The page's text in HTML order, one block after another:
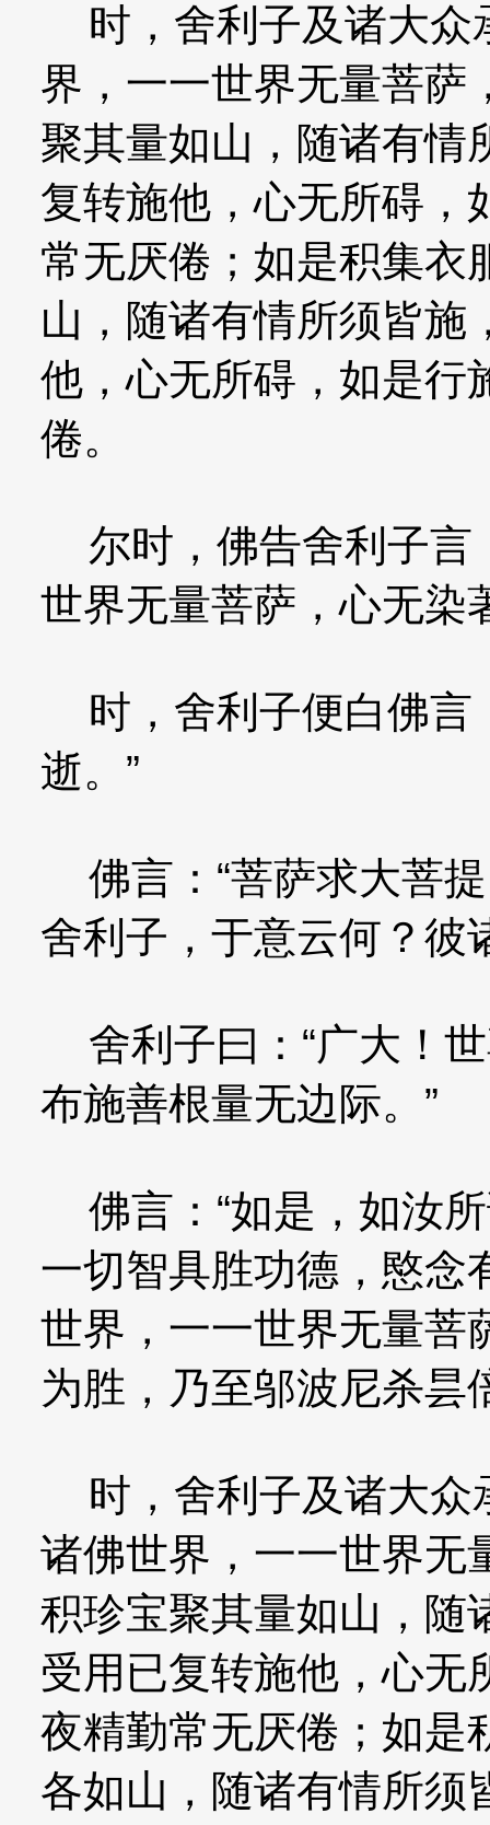
时，舍利子及诸大众
界，一一世界无量菩萨
聚其量如山，随诸有情
复转施他，心无所碍，
常无厌倦；如是积集衣
山，随诸有情所须皆施
他，心无所碍，如是行
倦。
尔时，佛告舍利子言
世界无量菩萨，心无染
时，舍利子便白佛言
逝。”
佛言：“菩萨求大菩
舍利子，于意云何？彼
舍利子曰：“广大！
布施善根量无边际。”
佛言：“如是，如汝
一切智具胜功德，愍念
世界，一一世界无量菩
为胜，乃至邬波尼杀昙
时，舍利子及诸大众
诸佛世界，一一世界无
积珍宝聚其量如山，随
受用已复转施他，心无
夜精勤常无厌倦；如是
各如山，随诸有情所须